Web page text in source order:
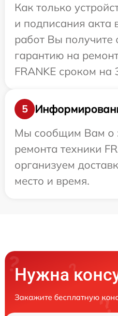
Как только
и подписания акта
работ Вы
гарантию на
FRANKE сроком на
5
Мы сообщим Вам о
ремонта техники
организуем
место и время.
Нужна
Закажите бесплатную